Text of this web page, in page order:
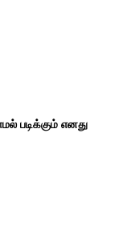
படிக்கும் எனது